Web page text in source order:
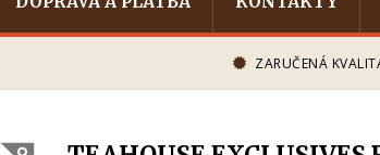
ZARUČENÁ